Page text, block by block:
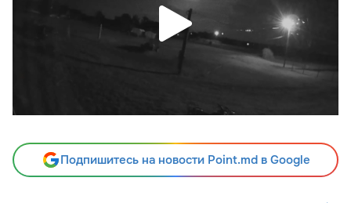
Подпишитесь на новости Point.md в Google